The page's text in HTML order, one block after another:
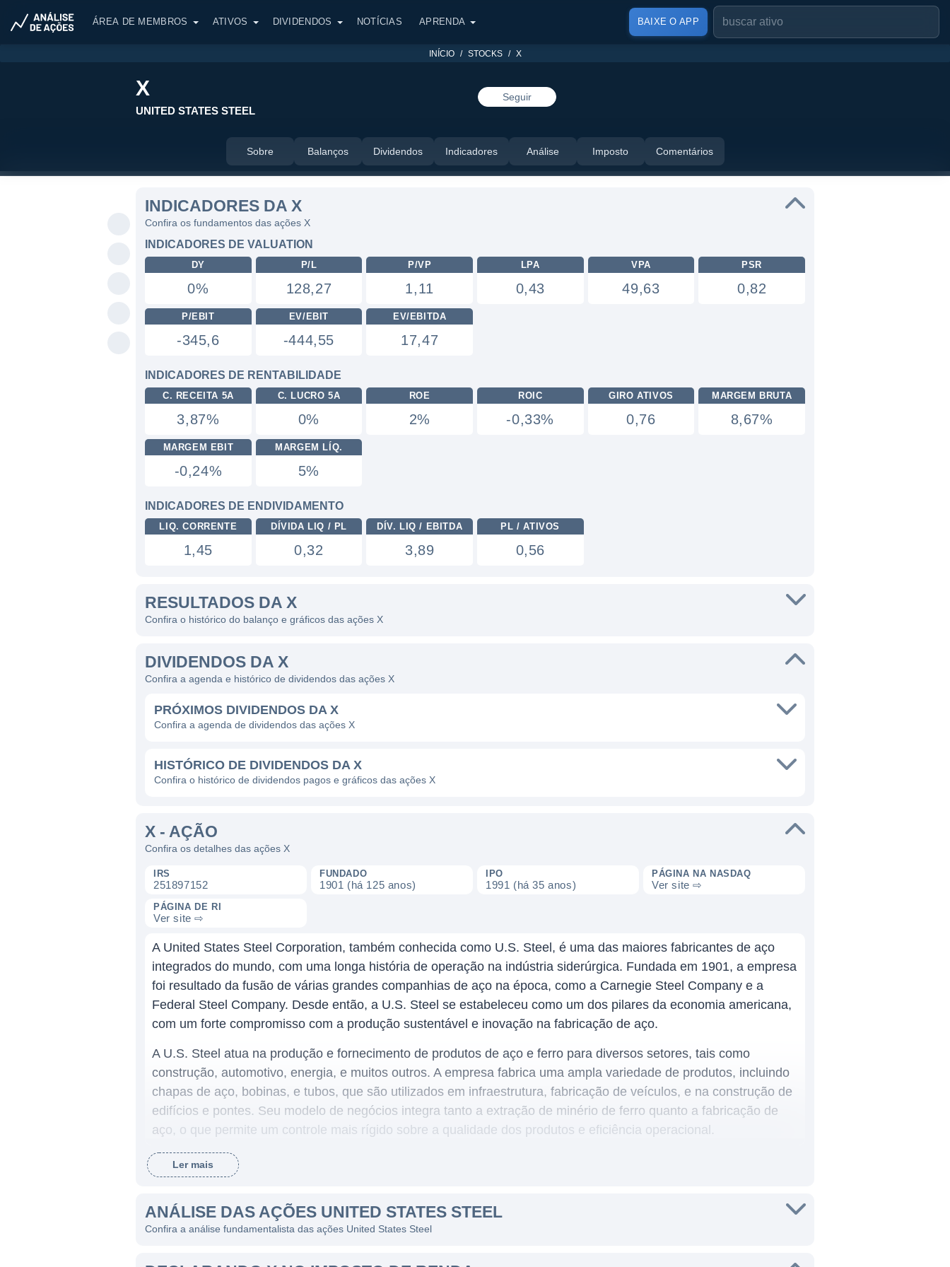
ÁREA DE MEMBROS ATIVOS DIVIDENDOS NOTÍCIAS APRENDA BAIXE O APP
INÍCIO STOCKS X
X
UNITED STATES STEEL
Seguir
Sobre Balanços Dividendos Indicadores Análise Imposto Comentários
INDICADORES DA X
Confira os fundamentos das ações X
INDICADORES DE VALUATION
DY
0%
P/L
128,27
P/VP
1,11
LPA
0,43
VPA
49,63
PSR
0,82
P/EBIT
-345,6
EV/EBIT
-444,55
EV/EBITDA
17,47
INDICADORES DE RENTABILIDADE
C. RECEITA 5A
3,87%
C. LUCRO 5A
0%
ROE
2%
ROIC
-0,33%
GIRO ATIVOS
0,76
MARGEM BRUTA
8,67%
MARGEM EBIT
-0,24%
MARGEM LÍQ.
5%
INDICADORES DE ENDIVIDAMENTO
LIQ. CORRENTE
1,45
DÍVIDA LIQ / PL
0,32
DÍV. LIQ / EBITDA
3,89
PL / ATIVOS
0,56
RESULTADOS DA X
Confira o histórico do balanço e gráficos das ações X
DIVIDENDOS DA X
Confira a agenda e histórico de dividendos das ações X
PRÓXIMOS DIVIDENDOS DA X
Confira a agenda de dividendos das ações X
HISTÓRICO DE DIVIDENDOS DA X
Confira o histórico de dividendos pagos e gráficos das ações X
X - AÇÃO
Confira os detalhes das ações X
IRS
251897152
FUNDADO
1901 (há 125 anos)
IPO
1991 (há 35 anos)
PÁGINA NA NASDAQ
Ver site ⇨
PÁGINA DE RI
Ver site ⇨
A United States Steel Corporation, também conhecida como U.S. Steel, é uma das maiores fabricantes de aço
integrados do mundo, com uma longa história de operação na indústria siderúrgica. Fundada em 1901, a empresa
foi resultado da fusão de várias grandes companhias de aço na época, como a Carnegie Steel Company e a
Federal Steel Company. Desde então, a U.S. Steel se estabeleceu como um dos pilares da economia americana,
com um forte compromisso com a produção sustentável e inovação na fabricação de aço.
A U.S. Steel atua na produção e fornecimento de produtos de aço e ferro para diversos setores, tais como
construção, automotivo, energia, e muitos outros. A empresa fabrica uma ampla variedade de produtos, incluindo
chapas de aço, bobinas, e tubos, que são utilizados em infraestrutura, fabricação de veículos, e na construção de
edifícios e pontes. Seu modelo de negócios integra tanto a extração de minério de ferro quanto a fabricação de
aço, o que permite um controle mais rígido sobre a qualidade dos produtos e eficiência operacional.
ATUAÇÃO DA UNITED STATES STEEL
Com operações em diversos estados dos Estados Unidos e na Europa, a U.S. Steel está posicionada como um
dos maiores fornecedores de aço do mercado. Ela se destaca pela sua capacidade de produzir aço de alta
qualidade e pelo seu compromisso com a sustentabilidade. A empresa tem investido em tecnologias que reduzem
Ler mais
ANÁLISE DAS AÇÕES UNITED STATES STEEL
Confira a análise fundamentalista das ações United States Steel